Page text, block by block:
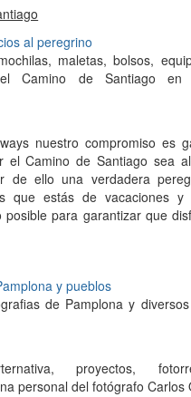
al peregrino
maletas, bolsos,
Camino de Santiago en
nuestro compromiso es
el Camino de Santiago sea
de ello una verdadera
que estás de vacaciones y
posible para garantizar que
y pueblos
de Pamplona y
proyectos,
personal del fotógrafo Carlos